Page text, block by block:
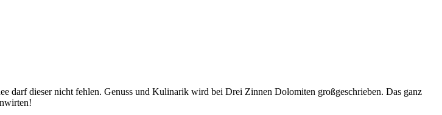
darf dieser nicht fehlen. Genuss und Kulinarik wird bei Drei Zinnen Dolomiten großgeschrieben. Das ganz